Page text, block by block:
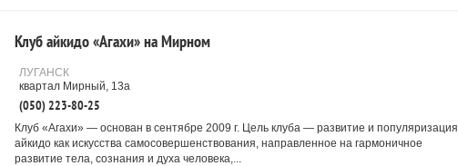
Клуб айкидо «Агахи» на Мирном
ЛУГАНСК
квартал Мирный, 13а
(050) 223-80-25
Клуб «Агахи» — основан в сентябре 2009 г. Цель клуба — развитие и популяризация
айкидо как искусства самосовершенствования, направленное на гармоничное
развитие тела, сознания и духа человека,...